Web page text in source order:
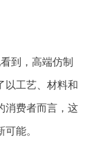
到，高端仿制
以工艺、材料和
消费者而言，这
能。